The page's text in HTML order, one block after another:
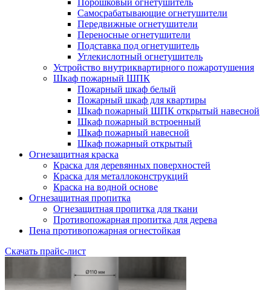
Самосрабатывающие огнетушители
Передвижные огнетушители
Переносные огнетушители
Подставка под огнетушитель
Углекислотный огнетушитель
Устройство внутриквартирного пожаротушения
Шкаф пожарный ШПК
Пожарный шкаф белый
Пожарный шкаф для квартиры
Шкаф пожарный ШПК открытый навесной
Шкаф пожарный встроенный
Шкаф пожарный навесной
Шкаф пожарный открытый
Огнезащитная краска
Краска для деревянных поверхностей
Краска для металлоконструкций
Краска на водной основе
Огнезащитная пропитка
Огнезащитная пропитка для ткани
Противопожарная пропитка для дерева
Пена противопожарная огнестойкая
Скачать прайс-лист